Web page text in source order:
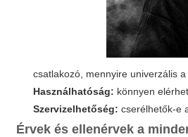
csatlakozó, mennyire univerzális
Használhatóság: könnyen
Szervizelhetőség: cserélhetők-e
Érvek és ellenérvek a